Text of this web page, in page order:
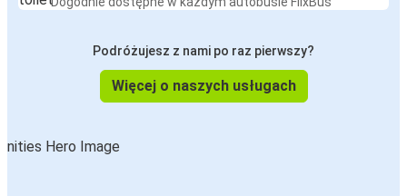
Podróżujesz z nami po raz pierwszy?
Więcej o naszych usługach